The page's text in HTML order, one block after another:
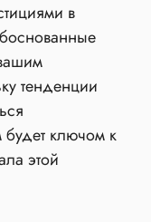
в
тенденции
ключом к
этой